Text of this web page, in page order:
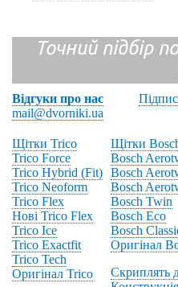
Точний підбір
Відгуки про нас
mail@dvorniki.ua
Щітки Trico
Trico Force
Trico Hybrid (Fit)
Trico Neoform
Trico Flex
Нові Trico Flex
Trico Ice
Trico Exactfit
Trico Tech
Оригінал Trico
Щітки
Bosch
Bosch
Bosch
Bosch Twin
Bosch Eco
Bosch
Оригінал
Скриплять